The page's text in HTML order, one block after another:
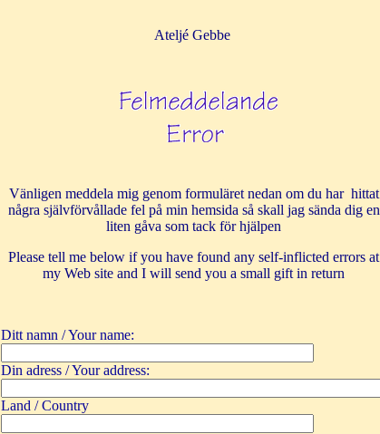
Ateljé Gebbe
Vänligen meddela mig genom formuläret nedan om du har hittat
några självförvållade fel på min hemsida så skall jag sända dig en
liten gåva som tack för hjälpen
Please tell me below if you have found any self-inflicted errors at
my Web site and I will send you a small gift in return
Ditt namn / Your name:
Din adress / Your address:
Land / Country